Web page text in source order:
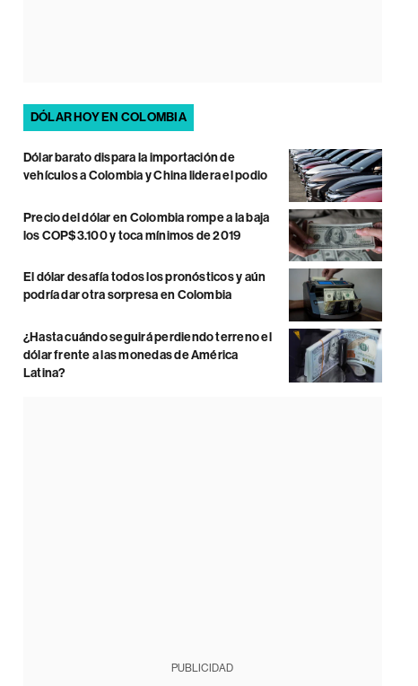
DÓLAR HOY EN COLOMBIA
Dólar barato dispara la importación de
vehículos a Colombia y China lidera el podio
Precio del dólar en Colombia rompe a la baja
los COP$3.100 y toca mínimos de 2019
El dólar desafía todos los pronósticos y aún
podría dar otra sorpresa en Colombia
¿Hasta cuándo seguirá perdiendo terreno el
dólar frente a las monedas de América
Latina?
PUBLICIDAD